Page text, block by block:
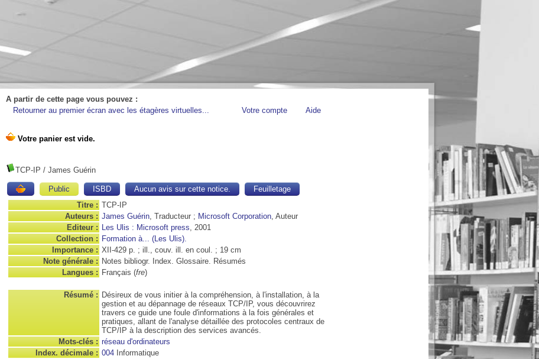
A partir de cette page vous pouvez :
Retourner au premier écran avec les étagères virtuelles...
Votre compte Aide
TCP-IP / James Guérin
Public ISBD Aucun avis sur cette notice.
Feuilletage
Titre : TCP-IP
Auteurs : James Guérin, Traducteur ; Microsoft Corporation, Auteur
Editeur : Les Ulis : Microsoft press, 2001
Collection : Formation à... (Les Ulis).
Importance : XII-429 p. ; ill., couv. ill. en coul. ; 19 cm
Note générale : Notes bibliogr. Index. Glossaire. Résumés
Langues : Français (fre)
Résumé : Désireux de vous initier à la compréhension, à l'installation, à la
gestion et au dépannage de réseaux TCP/IP, vous découvrirez
travers ce guide une foule d'informations à la fois générales et
pratiques, allant de l'analyse détaillée des protocoles centraux de
TCP/IP à la description des services avancés.
Mots-clés : réseau d'ordinateurs
Index. décimale : 004 Informatique